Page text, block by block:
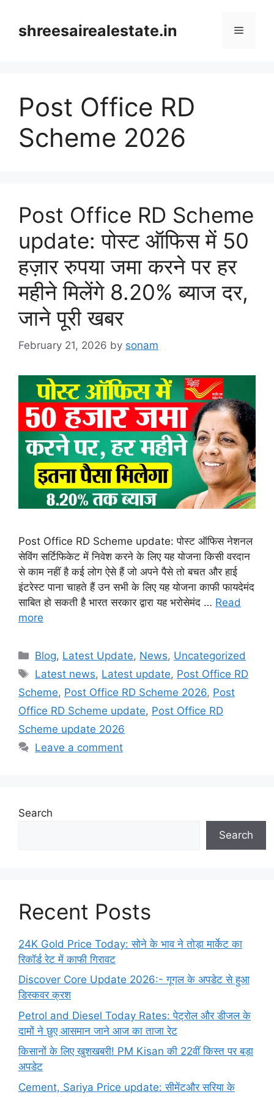
contentshreesairealestate.in Menu
Post Office RD
Scheme 2026
Post Office RD Scheme
update: पोस्ट ऑफिस में 50
हज़ार रुपया जमा करने पर हर
महीने मिलेंगे 8.20% ब्याज दर,
जाने पूरी खबर
February 21, 2026 by sonam
Post Office RD Scheme update: पोस्ट ऑफिस नेशनल
सेविंग सर्टिफिकेट में निवेश करने के लिए यह योजना किसी वरदान
से काम नहीं है कई लोग ऐसे हैं जो अपने पैसे तो बचत और हाई
इंटरेस्ट पाना चाहते हैं उन सभी के लिए यह योजना काफी फायदेमंद
साबित हो सकती है भारत सरकार द्वारा यह भरोसेमंद … Read
more
Categories
Blog, Latest Update, News, Uncategorized
Tags
Latest news, Latest update, Post Office RD
Scheme, Post Office RD Scheme 2026, Post
Office RD Scheme update, Post Office RD
Scheme update 2026
Leave a comment
Search
Search
Recent Posts
24K Gold Price Today: सोने के भाव ने तोड़ा मार्केट का
रिकॉर्ड रेट में काफी गिरावट
Discover Core Update 2026:- गूगल के अपडेट से हुआ
डिस्कवर क्रश
Petrol and Diesel Today Rates: पेट्रोल और डीजल के
दामों ने छुए आसमान जाने आज का ताजा रेट
किसानों के लिए खुशखबरी! PM Kisan की 22वीं किस्त पर बड़ा
अपडेट
Cement, Sariya Price update: सीमेंटऔर सरिया के